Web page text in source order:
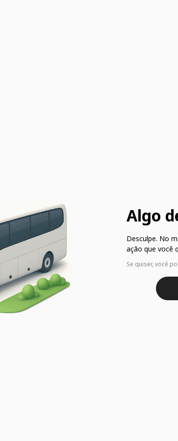
Algo
Desculpe. No
ação que você
Se quiser, você